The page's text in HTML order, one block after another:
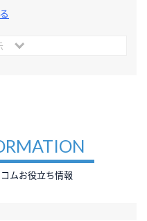
ムお役立ち情報